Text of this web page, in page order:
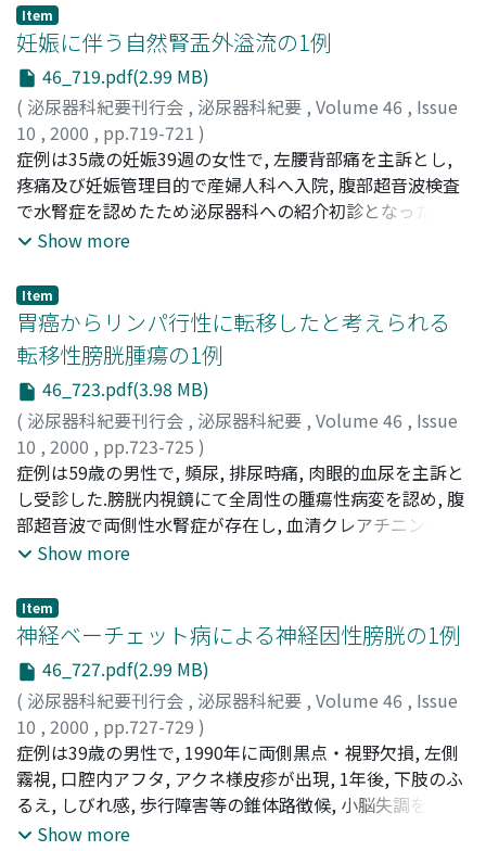
索において, 特徴的な細胞形態及び配列, Grimelius染色強
陽性であること, 更に電子顕微鏡にて神経分泌顆粒を認め
たことにより腎カルチノイド腫瘍と診断した
Item
妊娠に伴う自然腎盂外溢流の1例
46_719.pdf(2.99 MB)
( 泌尿器科紀要刊行会 , 泌尿器科紀要 , Volume 46 , Issue
10 , 2000 , pp.719-721 )
中西, 公司;町田, 竜也;豊島, 豊照;堀内, 晋;東郷, 義周 ;
NAKANISHI, Kimihiro;MACHIDA, Tatsuya;TOYOSHIMA,
Toyoaki;HORIUCHI, Susumu;TOGO, Yoshichika
症例は35歳の妊娠39週の女性で, 左腰背部痛を主訴とし,
疼痛及び妊娠管理目的で産婦人科へ入院, 腹部超音波検査
で水腎症を認めたため泌尿器科への紹介初診となった.腹
部MRIにてT2強調画像水平断及び冠状断で右優位の両側水
盂尿管に破裂像はなく, 尿路を閉塞させる結石や腫瘍等の
存在も認められなかった.以上から, 妊娠子宮の圧迫による
両側水腎症及び左腎盂外溢流と診断し, 胎児が十分成熟し
経腟分娩は困難と判断し帝王切開が施行された.分娩後に
行った左逆行性腎盂造影では腎盂尿管に穿孔, 狭窄は認め
なかったが, D-Jステントを留置し手術を終了させた.10病
日でステントを抜去し, 14病日に経か良好で退院した
Show more
Item
胃癌からリンパ行性に転移したと考えられる
転移性膀胱腫瘍の1例
46_723.pdf(3.98 MB)
( 泌尿器科紀要刊行会 , 泌尿器科紀要 , Volume 46 , Issue
10 , 2000 , pp.723-725 )
植村, 元秀;井上, 均;西村, 健作;水谷, 修太郎;三好, 進;
UEMURA, Motohide;INOUE, Hitoshi;NISHIMURA,
Kensaku;MIZUTANI, Shutaro;MIYOSHI, Susumu
症例は59歳の男性で, 頻尿, 排尿時痛, 肉眼的血尿を主訴と
し受診した.膀胱内視鏡にて全周性の腫瘍性病変を認め, 腹
部超音波で両側性水腎症が存在し, 血清クレアチニン値の
上昇を認めたため入院した.1996年10月頃に胃部不快感,
い, 病理組織学的診断はmucinous adenocarcinomaであっ
た.膀胱腫瘍の病理診断を得るためにTUR-BTを施行し, 膀
胱の腫瘍は粘液の産生を示すsignet ringcell carcinomaで
あり, リンパ管侵襲が著明に認められ, 胃の病理組織像と比
較して, 胃癌からのリンパ行性転移と診断した
Show more
Item
神経ベーチェット病による神経因性膀胱の1例
46_727.pdf(2.99 MB)
( 泌尿器科紀要刊行会 , 泌尿器科紀要 , Volume 46 , Issue
10 , 2000 , pp.727-729 )
飯田, 祥一;谷口, 成実 ;西原, 正幸;宮田, 昌伸;金子, 茂男;
八竹, 直;IIDA, Shoichi;TANIGUCHI, Narumi;NISHIHARA,
Masayuki;MIYATA, Masanobu;KANEKO, Shigeo;
YACHIKU, Sunao
症例は39歳の男性で, 1990年に両側黒点・視野欠損, 左側
霧視, 口腔内アフタ, アクネ様皮疹が出現, 1年後, 下肢のふ
るえ, しびれ感, 歩行障害等の錐体路徴候, 小脳失調を認め,
神経ベーチェット病と診断された.排尿症状については3年
Show more